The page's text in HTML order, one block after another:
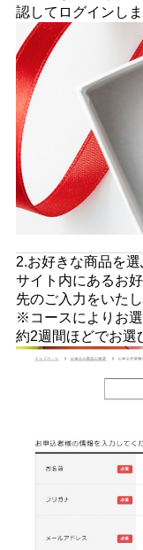
認してログインしま
2.お好きな商品を選
サイト内にあるお
先のご入力をいたし
※コースによりお選
約2週間ほどでお選